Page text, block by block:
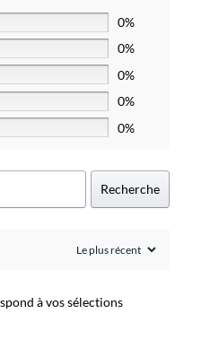
0%
0%
0%
0%
0%
Recherche
à vos sélections